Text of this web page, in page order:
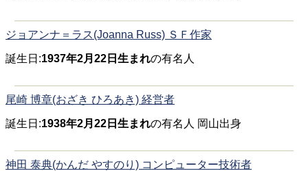
ジョアンナ＝ラス(Joanna Russ) ＳＦ作家
誕生日:1937年2月22日生まれの有名人
尾崎 博章(おざき ひろあき) 経営者
誕生日:1938年2月22日生まれの有名人 岡山出身
神田 泰典(かんだ やすのり) コンピューター技術者